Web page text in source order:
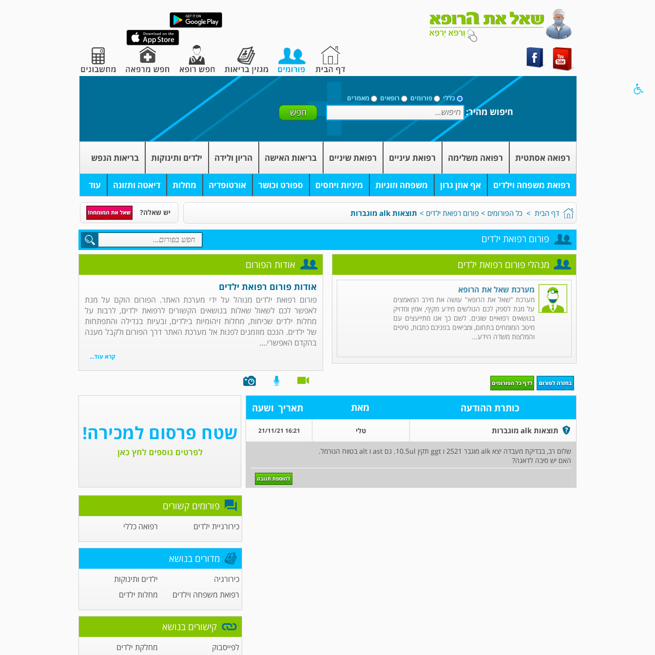
כללי פורומים רופאים מאמרים
חיפוש מהיר:
רפואה אסתטית רפואה משלימה רפואת עיניים רפואת שיניים בריאות האישה הריון ולידה ילדים ותינוקות בריאות הנפש
רפואת משפחה וילדים אף אוזן גרון משפחה וזוגיות מיניות ויחסים ספורט וכושר אורטופדיה מחלות דיאטה ותזונה עוד
דף הבית > כל הפורומים > פורום רפואת ילדים > תוצאות alk מוגברות יש שאלה?
פורום רפואת ילדים
אודות הפורום
אודות פורום רפואת ילדים
פורום רפואת ילדים מנוהל על ידי מערכת האתר. הפורום הוקם על מנת
לאפשר לכם לשאול שאלות בנושאים הקשורים לרפואת ילדים, לרבות על
מחלות ילדים שכיחות, מחלות זיהומיות בילדים, ובעיות בגדילה והתפתחות
של ילדים. הנכם מוזמנים לפנות אל מערכת האתר דרך הפורום ולקבל מענה
בהקדם האפשרי....
קרא עוד...
מנהלי פורום רפואת ילדים
מערכת שאל את הרופא
מערכת "שאל את הרופא" עושה את מירב המאמצים
על מנת לספק לכם הגולשים מידע מקיף, אמין ומדויק
בנושאים רפואיים שונים. לשם כך אנו מתייעצים עם
מיטב המומחים בתחום, ומביאים בפניכם כתבות, טיפים
והמלצות משדה הידע...
כותרת ההודעה מאת תאריך ושעה
תוצאות alk מוגברות טלי 16:21 21/11/21
שלום רב, בבדיקת מעבדה יצא alk מוגבר 2521 ו ggt תקין 10.5ul. גם ast ו alt בטווח הנורמל.
האם יש סיבה לדאגה?
פורומים קשורים
כירורגיית ילדים רפואה כללי
מדורים בנושא
כירורגיה
ילדים ותינוקות
רפואת משפחה וילדים
מחלות ילדים
קישורים בנושא
לפייסבוק מחלקת ילדים